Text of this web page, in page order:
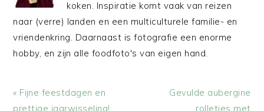
koken. Inspiratie komt vaak van reizen
naar (verre) landen en een multiculturele familie- en
vriendenkring. Daarnaast is fotografie een enorme
hobby, en zijn alle foodfoto's van eigen hand.
Vorig
bericht:
« Fijne feestdagen en
prettige jaarwisseling!
Volgend
bericht:
Gevulde aubergine
rolletjes met